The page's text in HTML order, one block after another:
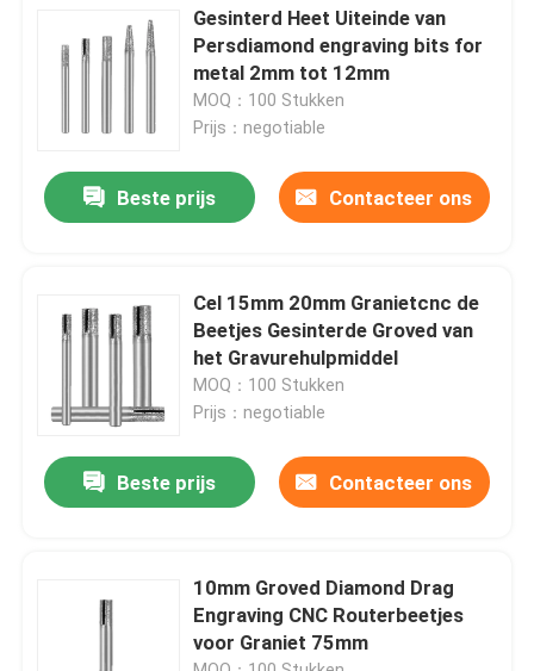
Producten
Ongeveer ons
Fabrieksreis
Nieuws
Gevallen
Diamond Saw Tools
Diamond Saw Blade
Gesinterd Heet Uiteinde van
Persdiamond engraving bits for
metal 2mm tot 12mm
MOQ：100 Stukken
Prijs：negotiable
Beste prijs Contacteer ons
Cel 15mm 20mm Granietcnc de
Beetjes Gesinterde Groved van
het Gravurehulpmiddel
MOQ：100 Stukken
Prijs：negotiable
Beste prijs Contacteer ons
10mm Groved Diamond Drag
Engraving CNC Routerbeetjes
voor Graniet 75mm